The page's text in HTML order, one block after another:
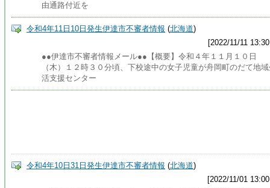
由通路付近を
令和4年11日10日発生伊達市不審者情報 (北海道)
[2022/11/11
●●伊達市不審者情報メール●●【概要】令和４年１１月１０日
（木）１２時３０分頃、下校途中の女子児童が舟岡町のだて地
活支援センター
令和4年10日31日発生伊達市不審者情報 (北海道)
[2022/11/01